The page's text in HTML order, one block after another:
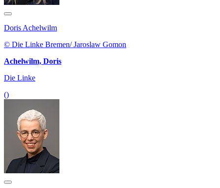
Doris Achelwilm
© Die Linke Bremen/ Jaroslaw Gomon
Achelwilm, Doris
Die Linke
()